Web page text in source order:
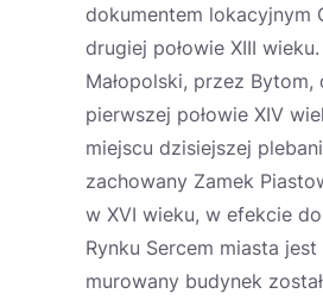
dokumentem lokacyjnym
drugiej połowie XIII
Małopolski, przez
pierwszej połowie XIV
miejscu dzisiejszej
zachowany Zamek
w XVI wieku, w efekcie
Rynku Sercem miasta
murowany budynek